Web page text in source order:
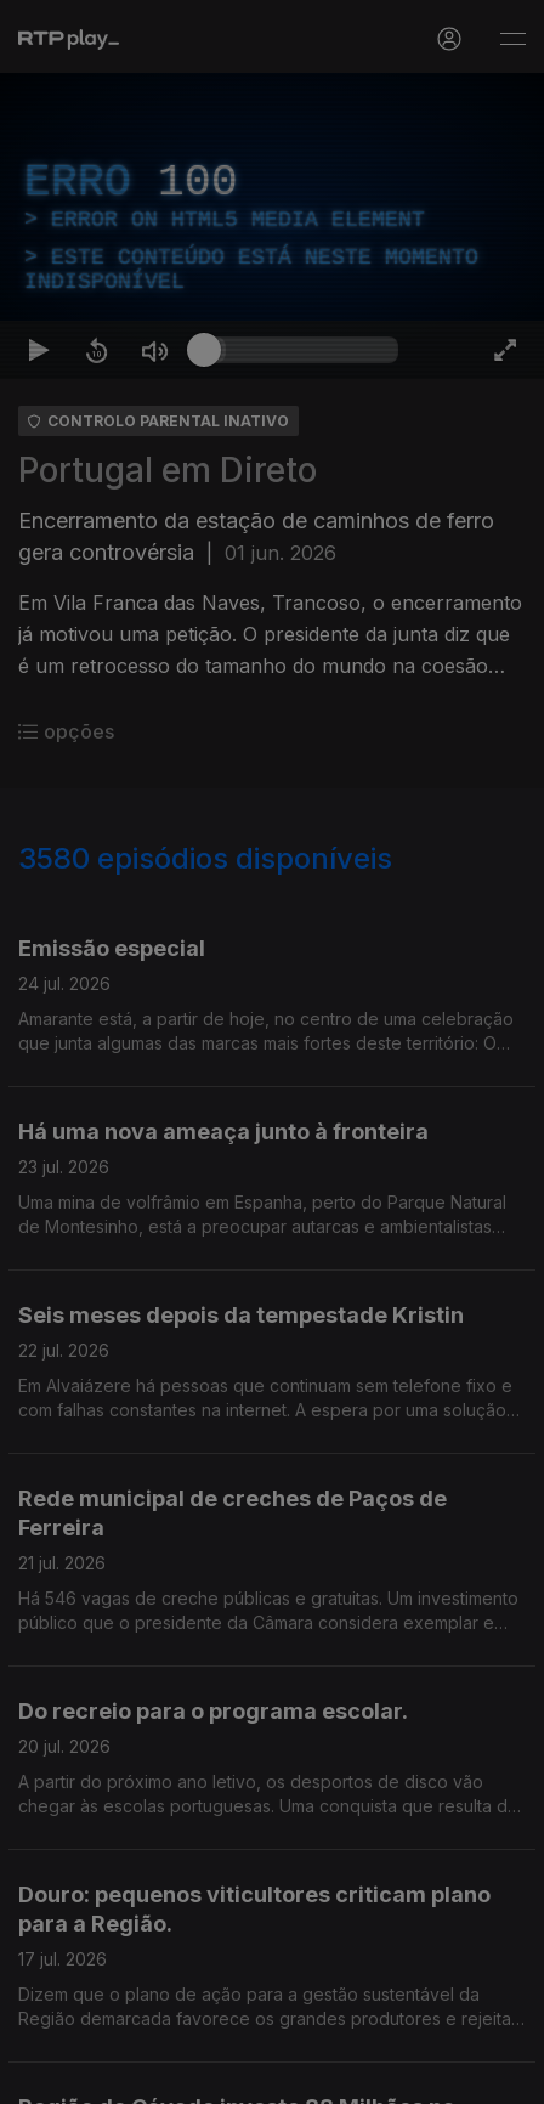
ERRO 100
ERROR ON HTML5 MEDIA ELEMENT
ESTE CONTEÚDO ESTÁ NESTE MOMENTO
INDISPONÍVEL
CONTROLO PARENTAL INATIVO
Portugal em Direto
Encerramento da estação de caminhos de ferro
gera controvérsia
01 jun. 2026
Em Vila Franca das Naves, Trancoso, o encerramento
já motivou uma petição. O presidente da junta diz que
é um retrocesso do tamanho do mundo na coesão
opções
3580 episódios disponíveis
Emissão especial
24 jul. 2026
Amarante está, a partir de hoje, no centro de uma celebração
que junta algumas das marcas mais fortes deste território: O
Há uma nova ameaça junto à fronteira
23 jul. 2026
Uma mina de volfrâmio em Espanha, perto do Parque Natural
de Montesinho, está a preocupar autarcas e ambientalistas
Seis meses depois da tempestade Kristin
22 jul. 2026
Em Alvaiázere há pessoas que continuam sem telefone fixo e
com falhas constantes na internet. A espera por uma solução
Rede municipal de creches de Paços de
Ferreira
21 jul. 2026
Há 546 vagas de creche públicas e gratuitas. Um investimento
público que o presidente da Câmara considera exemplar e
Do recreio para o programa escolar.
20 jul. 2026
A partir do próximo ano letivo, os desportos de disco vão
chegar às escolas portuguesas. Uma conquista que resulta de
Douro: pequenos viticultores criticam plano
para a Região.
17 jul. 2026
Dizem que o plano de ação para a gestão sustentável da
Região demarcada favorece os grandes produtores e rejeitam